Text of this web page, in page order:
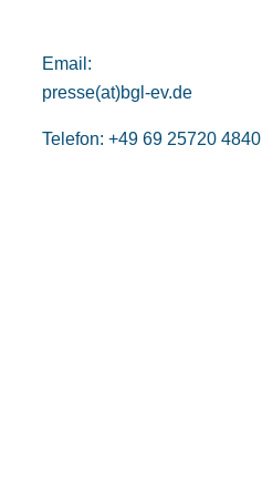
Email:
presse(at)bgl-ev.de
Telefon: +49 69 25720 4840